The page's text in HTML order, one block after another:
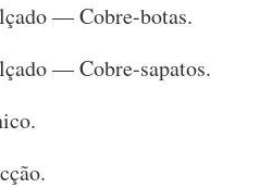
— Cobre-botas.
— Cobre-sapatos.